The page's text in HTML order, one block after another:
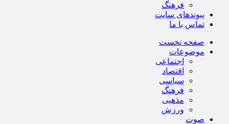
فرهنگ
پیوندهای سایت
تماس با ما
صفحه نخست
موضوعات
اجتماعی
اقتصاد
سیاسی
فرهنگ
مذهبی
ورزش
صوت